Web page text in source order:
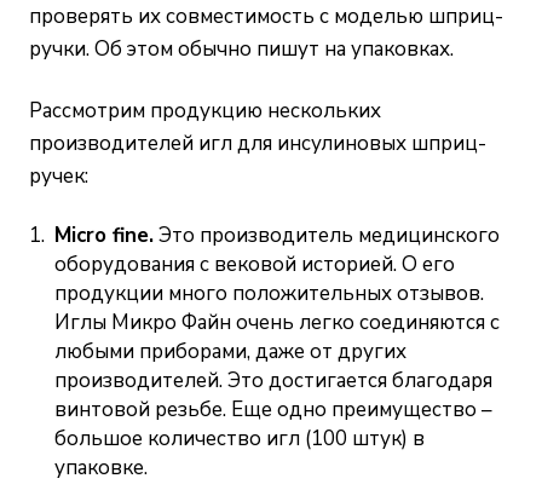
проверять их совместимость с моделью шприц-
ручки. Об этом обычно пишут на упаковках.
Рассмотрим продукцию нескольких
производителей игл для инсулиновых шприц-
ручек:
Micro fine.Это производитель медицинского
оборудования с вековой историей. О его
продукции много положительных отзывов.
Иглы Микро Файн очень легко соединяются с
любыми приборами, даже от других
производителей. Это достигается благодаря
винтовой резьбе. Еще одно преимущество –
большое количество игл (100 штук) в
упаковке.